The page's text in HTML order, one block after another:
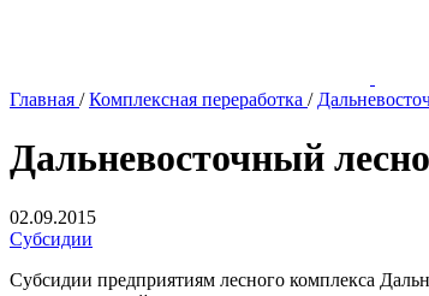
Главная / Комплексная переработка /
Дальневосточный
02.09.2015
Субсидии
Субсидии предприятиям лесного комплекса